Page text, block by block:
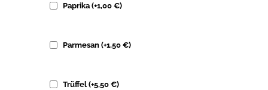
Paprika (+1,00 €)
Parmesan (+1,50 €)
Trüffel (+5,50 €)